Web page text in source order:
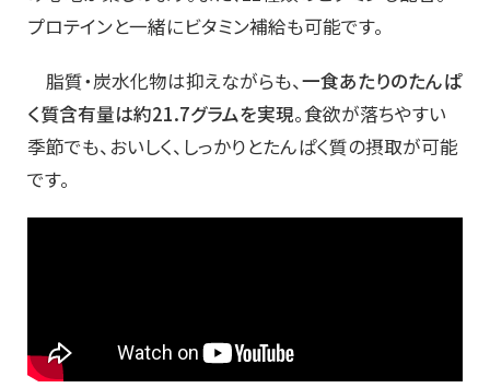
プロテインと一緒にビタミン補給も可能です。
脂質・炭水化物は抑えながらも、一食あたりのたんぱ
く質含有量は約21.7グラムを実現。食欲が落ちやすい
季節でも、おいしく、しっかりとたんぱく質の摂取が可能
です。